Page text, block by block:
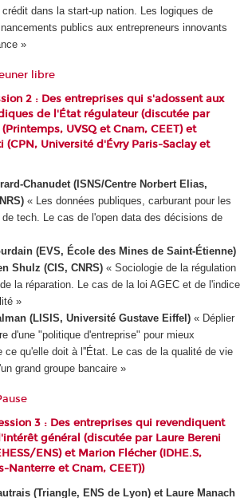
crédit dans la start-up nation. Les logiques de
publics aux entrepreneurs innovants
»
libre
2 : Des entreprises qui s'adossent aux
de l'État régulateur (discutée par
UVSQ et Cnam, CEET) et
(CPN, Université d'Évry Paris-Saclay et
Chanudet (ISNS/Centre Norbert Elias,
« Les données publiques, carburant pour les
tech. Le cas de l'open data des décisions de
(EVS, École des Mines de Saint-Étienne)
Shulz (CIS, CNRS)« Sociologie de la régulation
la réparation. Le cas de la loi AGEC et de l'indice
»
(LISIS, Université Gustave Eiffel)« Déplier
d'une "politique d'entreprise" pour mieux
ce qu'elle doit à l''État. Le cas de la qualité de vie
grand groupe bancaire »
3 : Des entreprises qui revendiquent
général (discutée par Laure Bereni
ENS) et Marion Flécher (IDHE.S,
Nanterre et Cnam, CEET))
(Triangle, ENS de Lyon) et Laure Manach